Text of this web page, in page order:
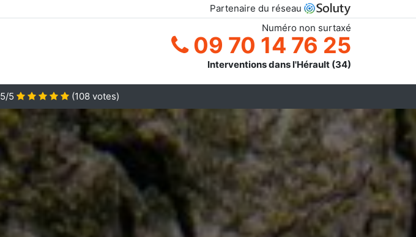
Partenaire du réseau
Numéro non surtaxé
09 70 14 76 25
Interventions dans l'Hérault (34)
5/5 (108votes)